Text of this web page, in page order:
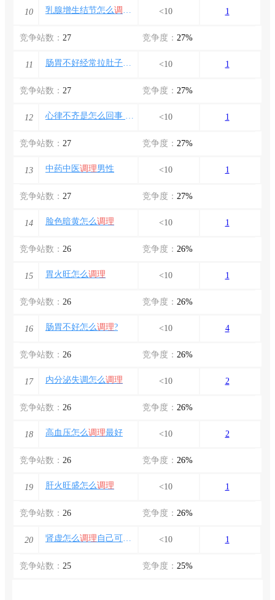
10 乳腺增生结节怎么调理 最好方法<10 1
竞争站数： 27 竞争度： 27%
11 肠胃不好经常拉肚子怎么 <10 1
竞争站数： 27 竞争度： 27%
12 心律不齐是怎么回事 怎么 <10 1
竞争站数： 27 竞争度： 27%
13 中药中医调理男性 <10 1
竞争站数： 27 竞争度： 27%
14 脸色暗黄怎么调理 <10 1
竞争站数： 26 竞争度： 26%
15 胃火旺怎么调理 <10 1
竞争站数： 26 竞争度： 26%
16 肠胃不好怎么调理? <10 4
竞争站数： 26 竞争度： 26%
17 内分泌失调怎么调理 <10 2
竞争站数： 26 竞争度： 26%
18 高血压怎么调理最好 <10 2
竞争站数： 26 竞争度： 26%
19 肝火旺盛怎么调理 <10 1
竞争站数： 26 竞争度： 26%
20 肾虚怎么调理 自己可以恢复么 <10 1
竞争站数： 25 竞争度： 25%